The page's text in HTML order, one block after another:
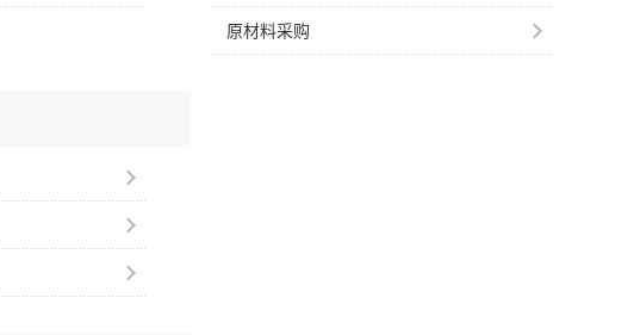
原材料采购